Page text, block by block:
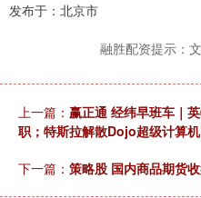
发布于：北京市
融胜配资提示：
上一篇： 赢正通 经纬早班车｜
职；特斯拉解散Dojo超级计算
下一篇： 策略股 国内商品期货